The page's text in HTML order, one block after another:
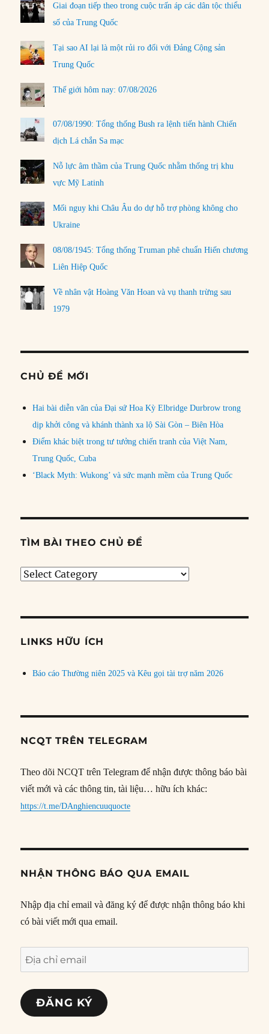
Giai đoạn tiếp theo trong cuộc trấn áp các dân tộc thiểu
số của Trung Quốc
Tại sao AI lại là một rủi ro đối với Đảng Cộng sản
Trung Quốc
Thế giới hôm nay: 07/08/2026
07/08/1990: Tổng thống Bush ra lệnh tiến hành Chiến
dịch Lá chắn Sa mạc
Nỗ lực âm thầm của Trung Quốc nhằm thống trị khu
vực Mỹ Latinh
Mối nguy khi Châu Âu do dự hỗ trợ phòng không cho
Ukraine
08/08/1945: Tổng thống Truman phê chuẩn Hiến chương
Liên Hiệp Quốc
Về nhân vật Hoàng Văn Hoan và vụ thanh trừng sau
1979
CHỦ ĐỀ MỚI
Hai bài diễn văn của Đại sứ Hoa Kỳ Elbridge Durbrow trong
dịp khởi công và khánh thành xa lộ Sài Gòn – Biên Hòa
Điểm khác biệt trong tư tưởng chiến tranh của Việt Nam,
Trung Quốc, Cuba
‘Black Myth: Wukong’ và sức mạnh mềm của Trung Quốc
TÌM BÀI THEO CHỦ ĐỀ
Tìm
đề
LINKS HỮU ÍCH
Báo cáo Thường niên 2025 và Kêu gọi tài trợ năm 2026
NCQT TRÊN TELEGRAM
Theo dõi NCQT trên Telegram để nhận được thông báo bài
viết mới và các thông tin, tài liệu… hữu ích khác:
https://t.me/DAnghiencuuquocte
NHẬN THÔNG BÁO QUA EMAIL
Nhập địa chỉ email và đăng ký để được nhận thông báo khi
có bài viết mới qua email.
Địa
chỉ
email
ĐĂNG KÝ